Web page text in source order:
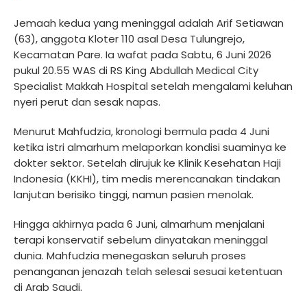
Jemaah kedua yang meninggal adalah Arif Setiawan
(63), anggota Kloter 110 asal Desa Tulungrejo,
Kecamatan Pare. Ia wafat pada Sabtu, 6 Juni 2026
pukul 20.55 WAS di RS King Abdullah Medical City
Specialist Makkah Hospital setelah mengalami keluhan
nyeri perut dan sesak napas.
Menurut Mahfudzia, kronologi bermula pada 4 Juni
ketika istri almarhum melaporkan kondisi suaminya ke
dokter sektor. Setelah dirujuk ke Klinik Kesehatan Haji
Indonesia (KKHI), tim medis merencanakan tindakan
lanjutan berisiko tinggi, namun pasien menolak.
Hingga akhirnya pada 6 Juni, almarhum menjalani
terapi konservatif sebelum dinyatakan meninggal
dunia. Mahfudzia menegaskan seluruh proses
penanganan jenazah telah selesai sesuai ketentuan
di Arab Saudi.